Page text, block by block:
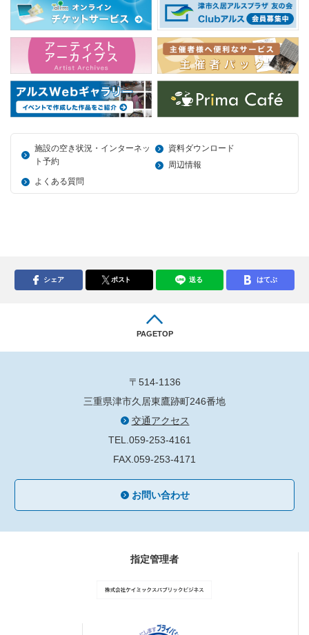
施設の空き状況・インターネッ
ト予約
資料ダウンロード
周辺情報
よくある質問
シェア ポスト 送る はてぶ
PAGETOP
〒514-1136
三重県津市久居東鷹跡町246番地
交通アクセス
TEL.059-253-4161
FAX.059-253-4171
お問い合わせ
指定管理者